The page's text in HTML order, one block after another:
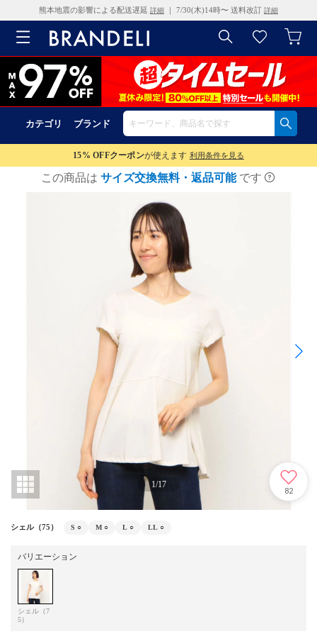
熊本地震の影響による配送遅延 詳細 ｜ 7/30(木)14時〜 送料改訂 詳細
カテゴリ ブランド
15% OFFクーポンが使えます 利用条件を見る
この商品は サイズ交換無料・返品可能 です
1/17
82
シェル（75） S ○ M ○ L ○ LL ○
バリエーション
シェル（7
5）